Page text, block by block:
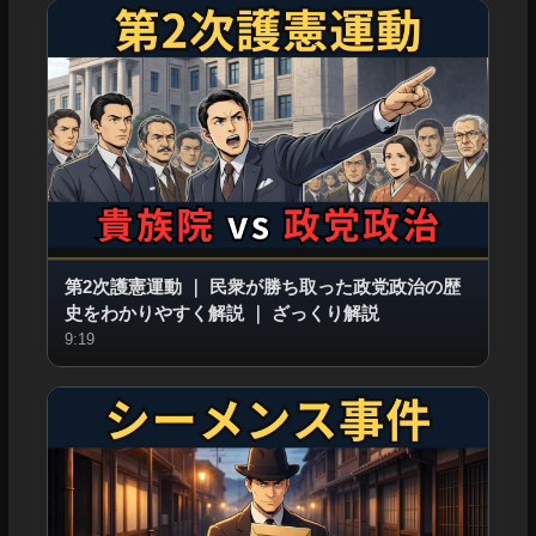
第2次護憲運動｜
民衆が勝ち取った政党政治の歴
史をわかりやすく解説｜ ざっくり解説
9:19